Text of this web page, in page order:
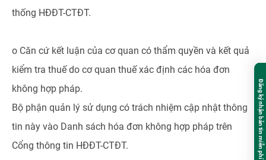
thống HĐĐT-CTĐT.
o Căn cứ kết luận của cơ quan có thẩm quyền và kết quả
kiểm tra thuế do cơ quan thuế xác định các hóa đơn
không hợp pháp.
Bộ phận quản lý sử dụng có trách nhiệm cập nhật thông
tin này vào Danh sách hóa đơn không hợp pháp trên
Cổng thông tin HĐĐT-CTĐT.
Đăng ký nhận bản tin miễn phí